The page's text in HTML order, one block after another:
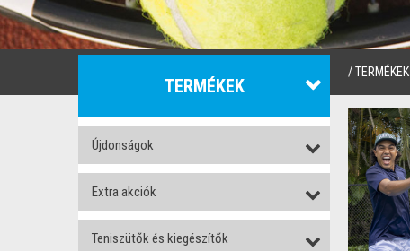
/TERMÉKEK
TERMÉKEK
Újdonságok
Extra akciók
Teniszütők és kiegészítők